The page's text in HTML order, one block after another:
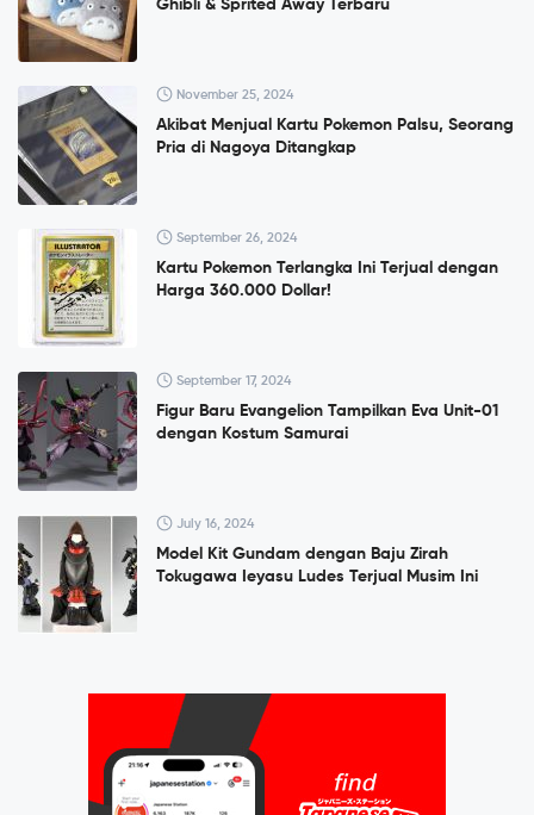
Ghibli & Sprited Away Terbaru
November 25, 2024
Akibat Menjual Kartu Pokemon Palsu, Seorang
Pria di Nagoya Ditangkap
September 26, 2024
Kartu Pokemon Terlangka Ini Terjual dengan
Harga 360.000 Dollar!
September 17, 2024
Figur Baru Evangelion Tampilkan Eva Unit-01
dengan Kostum Samurai
July 16, 2024
Model Kit Gundam dengan Baju Zirah
Tokugawa Ieyasu Ludes Terjual Musim Ini